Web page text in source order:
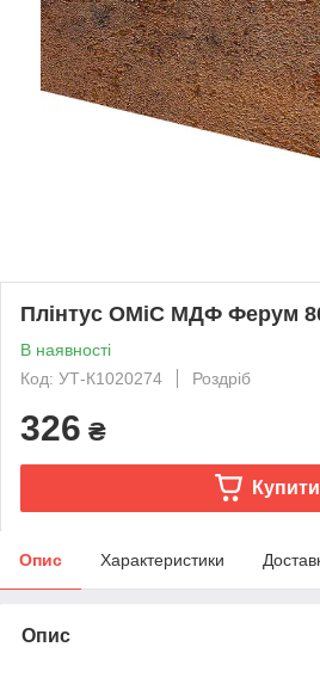
Плінтус ОМіС МДФ Ферум
В наявності
Код: УТ-К1020274
Роздріб
326 ₴
Купити
Опис Характеристики
Опис